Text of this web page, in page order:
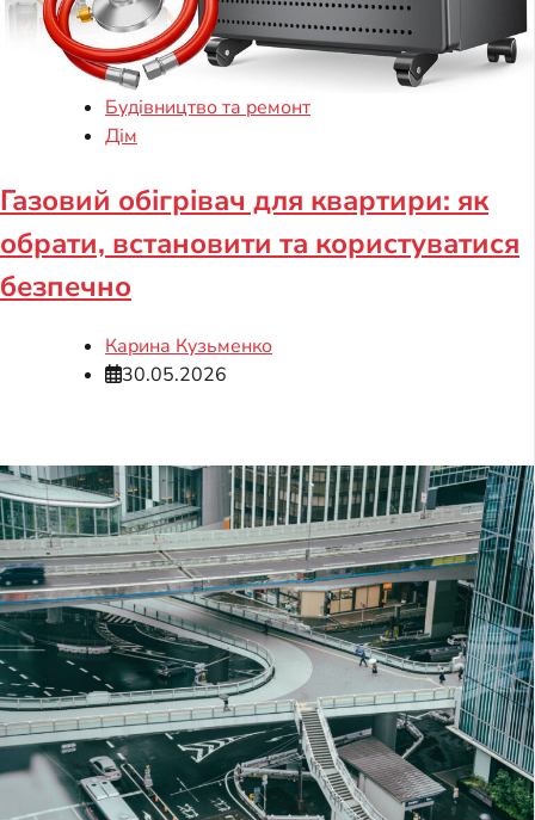
Будівництво та ремонт
Дім
Газовий обігрівач для квартири: як
обрати, встановити та користуватися
безпечно
Карина Кузьменко
30.05.2026